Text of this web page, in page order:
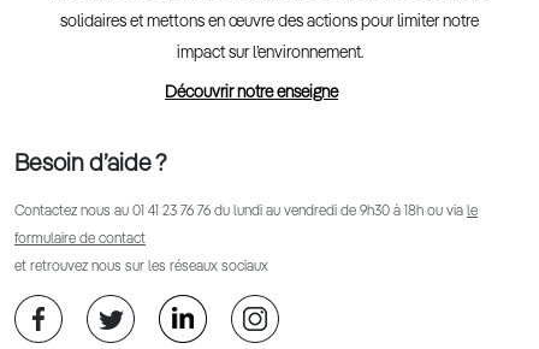
solidaires et mettons en œuvre des actions pour limiter notre
impact sur l’environnement.
Découvrir notre enseigne
Besoin d’aide ?
Contactez nous au 01 41 23 76 76 du lundi au vendredi de 9h30 à 18h ou via le
formulaire de contact
et retrouvez nous sur les réseaux sociaux